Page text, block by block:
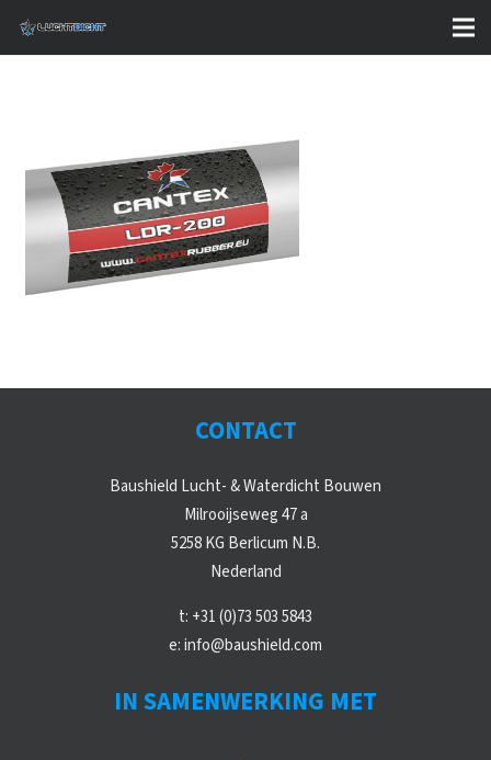
CONTACT
Baushield Lucht- & Waterdicht Bouwen
Milrooijseweg 47 a
5258 KG Berlicum N.B.
Nederland
t: +31 (0)73 503 5843
e:info@baushield.com
IN SAMENWERKING MET